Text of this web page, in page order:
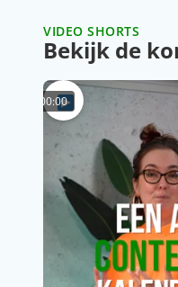
VIDEO SHORTS
Bekijk de
00:00